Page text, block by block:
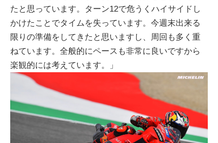
たと思っています。ターン12で危うくハイサイドし
かけたことでタイムを失っています。今週末出来る
限りの準備をしてきたと思いますし、周回も多く重
ねています。全般的にペースも非常に良いですから
楽観的には考えています。」